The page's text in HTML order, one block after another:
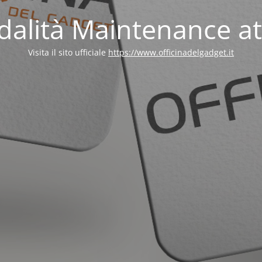
Maintenance
Visita il sito ufficiale https://www.officinadelgadget.it